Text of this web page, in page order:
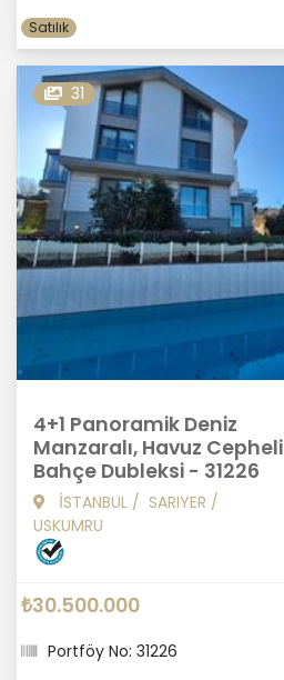
Satılık
31
4+1 Panoramik Deniz
Manzaralı, Havuz Cepheli
Bahçe Dubleksi - 31226
İSTANBUL / SARIYER /
USKUMRU
₺30.500.000
Portföy No: 31226